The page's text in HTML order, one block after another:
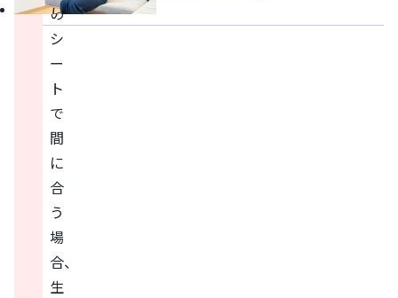
の
シ
ー
ト
で
間
に
合
う
場
合、
生